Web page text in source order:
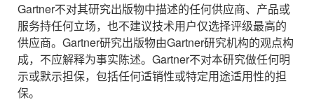
Gartner不对其研究出版物中描述的任何供应商、产品或
服务持任何立场，也不建议技术用户仅选择评级最高的
供应商。Gartner研究出版物由Gartner研究机构的观点构
成，不应解释为事实陈述。Gartner不对本研究做任何明
示或默示担保，包括任何适销性或特定用途适用性的担
保。